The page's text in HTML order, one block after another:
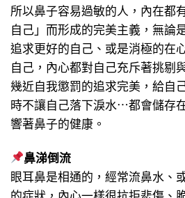
所以鼻子容易過敏的人，內在都
自己」而形成的完美主義，無論
追求更好的自己、或是消極的在
自己，內心都對自己充斥著挑剔
幾近自我懲罰的追求完美，給自
時不讓自己落下淚水⋯都會儲存
響著鼻子的健康。
鼻涕倒流
眼耳鼻是相通的，經常流鼻水、
的症狀，內心一樣很抗拒悲傷、